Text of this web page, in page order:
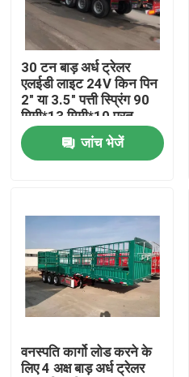
वीडियो
हमारे बारे में
कारखाना भ्रमण
गुणवत्ता नियंत्रण
संपर्क करें
एक उद्धरण का अनुरोध करें
इस्तेमाल किए गए डंप ट्रक
प्रयुक्त टिपर ट्रक
30 टन बाड़ अर्ध ट्रेलर
एलईडी लाइट 24V किन पिन
2" या 3.5" पत्ती स्प्रिंग 90
मिमी*13 मिमी*10 परत
जांच भेजें
वनस्पति कार्गो लोड करने के
लिए 4 अक्ष बाड़ अर्ध ट्रेलर